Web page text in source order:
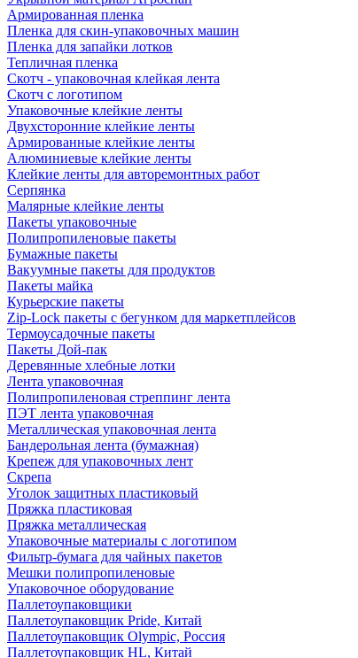
Армированная пленка
Пленка для скин-упаковочных машин
Пленка для запайки лотков
Тепличная пленка
Скотч - упаковочная клейкая лента
Скотч с логотипом
Упаковочные клейкие ленты
Двухсторонние клейкие ленты
Армированные клейкие ленты
Алюминиевые клейкие ленты
Клейкие ленты для авторемонтных работ
Серпянка
Малярные клейкие ленты
Пакеты упаковочные
Полипропиленовые пакеты
Бумажные пакеты
Вакуумные пакеты для продуктов
Пакеты майка
Курьерские пакеты
Zip-Lock пакеты с бегунком для маркетплейсов
Термоусадочные пакеты
Пакеты Дой-пак
Деревянные хлебные лотки
Лента упаковочная
Полипропиленовая стреппинг лента
ПЭТ лента упаковочная
Металлическая упаковочная лента
Бандерольная лента (бумажная)
Крепеж для упаковочных лент
Скрепа
Уголок защитных пластиковый
Пряжка пластиковая
Пряжка металлическая
Упаковочные материалы с логотипом
Фильтр-бумага для чайных пакетов
Мешки полипропиленовые
Упаковочное оборудование
Паллетоупаковщики
Паллетоупаковщик Pride, Китай
Паллетоупаковщик Olympic, Россия
Паллетоупаковщик HL, Китай